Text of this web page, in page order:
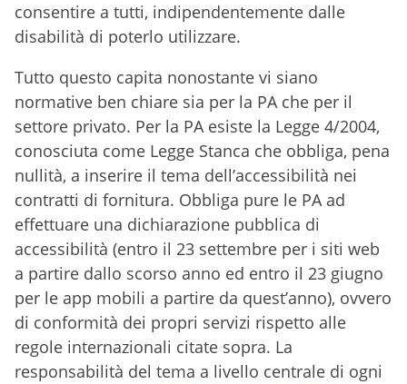
consentire a tutti, indipendentemente dalle
disabilità di poterlo utilizzare.
Tutto questo capita nonostante vi siano
normative ben chiare sia per la PA che per il
settore privato. Per la PA esiste la Legge 4/2004,
conosciuta come Legge Stanca che obbliga, pena
nullità, a inserire il tema dell’accessibilità nei
contratti di fornitura. Obbliga pure le PA ad
effettuare una dichiarazione pubblica di
accessibilità (entro il 23 settembre per i siti web
a partire dallo scorso anno ed entro il 23 giugno
per le app mobili a partire da quest’anno), ovvero
di conformità dei propri servizi rispetto alle
regole internazionali citate sopra. La
responsabilità del tema a livello centrale di ogni